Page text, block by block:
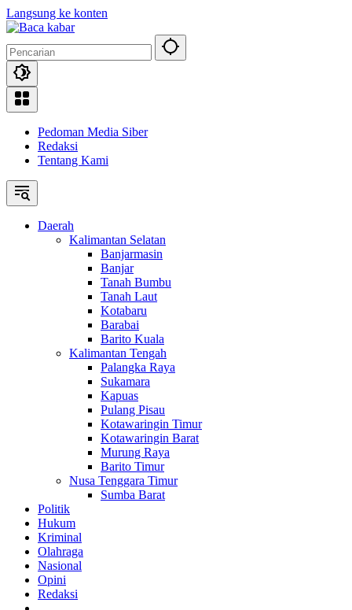
Langsung ke konten
Pedoman Media Siber
Redaksi
Tentang Kami
Daerah
Kalimantan Selatan
Banjarmasin
Banjar
Tanah Bumbu
Tanah Laut
Kotabaru
Barabai
Barito Kuala
Kalimantan Tengah
Palangka Raya
Sukamara
Kapuas
Pulang Pisau
Kotawaringin Timur
Kotawaringin Barat
Murung Raya
Barito Timur
Nusa Tenggara Timur
Sumba Barat
Politik
Hukum
Kriminal
Olahraga
Nasional
Opini
Redaksi